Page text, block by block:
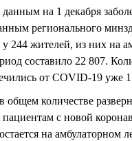
на 1 декабря
регионального
244 жителей, из них на
составило 22 807.
от COVID-19 уже
общем количестве
с новой
на амбулаторном